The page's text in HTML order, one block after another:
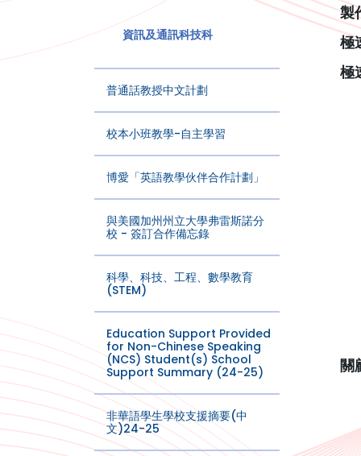
資訊及通訊科技科
普通話教授中文計劃
校本小班教學-自主學習
博愛「英語教學伙伴合作計劃」
與美國加州州立大學弗雷斯諾分
校 - 簽訂合作備忘錄
科學、科技、工程、數學教育
(STEM)
Education Support Provided
for Non-Chinese Speaking
(NCS) Student(s) School
Support Summary (24-25)
非華語學生學校支援摘要(中
文)24-25
製
極
極
關